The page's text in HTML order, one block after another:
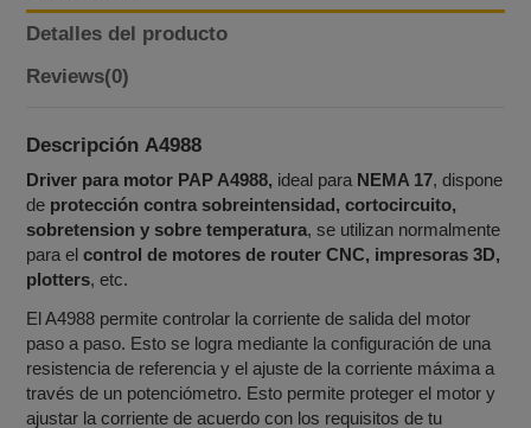
Detalles del producto
Reviews(0)
Descripción A4988
Driver para motor PAP A4988, ideal para NEMA 17, dispone
de protección contra sobreintensidad, cortocircuito,
sobretension y sobre temperatura, se utilizan normalmente
para elcontrol de motores de router CNC, impresoras 3D,
plotters, etc.
El A4988 permite controlar la corriente de salida del motor
paso a paso. Esto se logra mediante la configuración de una
resistencia de referencia y el ajuste de la corriente máxima a
través de un potenciómetro. Esto permite proteger el motor y
ajustar la corriente de acuerdo con los requisitos de tu